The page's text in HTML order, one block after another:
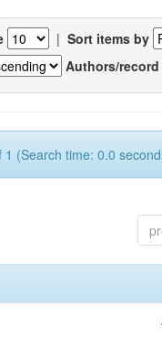
| Sort items by
Authors/record
1 (Search time: 0.0